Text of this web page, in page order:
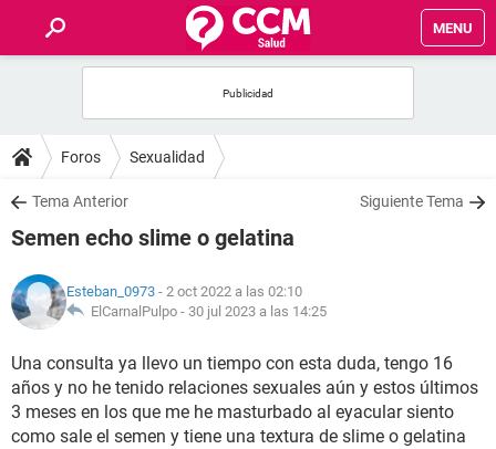
MENU
FOROS
SALUD
NUTRICIÓN
BIENESTAR
SEXUALIDAD
Foros Sexualidad
Tema Anterior Siguiente Tema
Semen echo slime o gelatina
Esteban_0973 - 2 oct 2022 a las 02:10
ElCarnalPulpo - 30 jul 2023 a las 14:25
Una consulta ya llevo un tiempo con esta duda, tengo 16
años y no he tenido relaciones sexuales aún y estos últimos
3 meses en los que me he masturbado al eyacular siento
como sale el semen y tiene una textura de slime o gelatina